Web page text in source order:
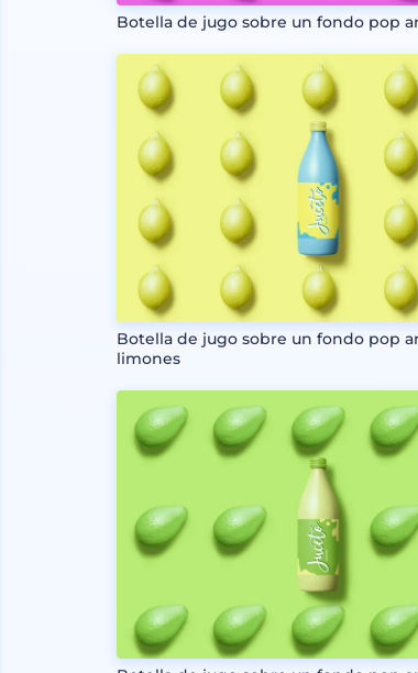
Botella de jugo sobre un fondo pop
Botella de jugo sobre un fondo pop
limones